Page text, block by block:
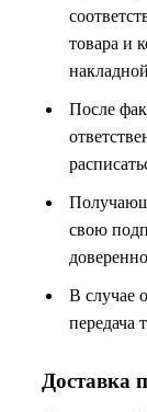
товара и
После
свою
В случае
передача
Доставка